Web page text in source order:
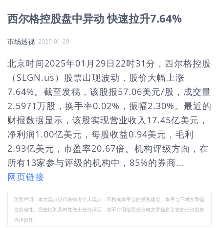
西尔格控股盘中异动 快速拉升7.64%
市场透视 2025-01-29
北京时间2025年01月29日22时31分，西尔格控股
（SLGN.us）股票出现波动，股价大幅上涨
7.64%。截至发稿，该股报57.06美元/股，成交量
2.5971万股，换手率0.02%，振幅2.30%。最近的
财报数据显示，该股实现营业收入17.45亿美元，
净利润1.00亿美元，每股收益0.94美元，毛利
2.93亿美元，市盈率20.67倍。机构评级方面，在
所有13家参与评级的机构中，85%的券商...
网页链接
免责声明：本文观点仅代表作者个人观点，不构成本平台的投资建议，本平台不对文章信
息准确性、完整性和及时性做出任何保证，亦不对因使用或信赖文章信息引发的任何损失
承担责任。